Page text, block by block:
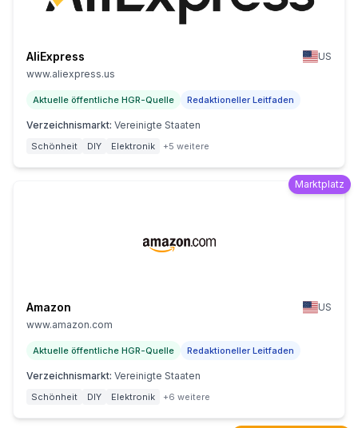
AliExpress
US
www.aliexpress.us
Aktuelle öffentliche HGR-Quelle Redaktioneller Leitfaden
Verzeichnismarkt: Vereinigte Staaten
Schönheit DIY Elektronik +5 weitere
Marktplatz
Amazon
US
www.amazon.com
Aktuelle öffentliche HGR-Quelle Redaktioneller Leitfaden
Verzeichnismarkt: Vereinigte Staaten
Schönheit DIY Elektronik +6 weitere